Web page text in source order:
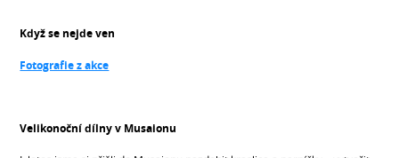
Když se nejde ven
Fotografie z akce
Velikonoční dílny v Musaionu